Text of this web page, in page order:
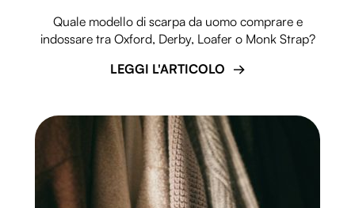
Quale modello di scarpa da uomo comprare e
indossare tra Oxford, Derby, Loafer o Monk Strap?
LEGGI L'ARTICOLO